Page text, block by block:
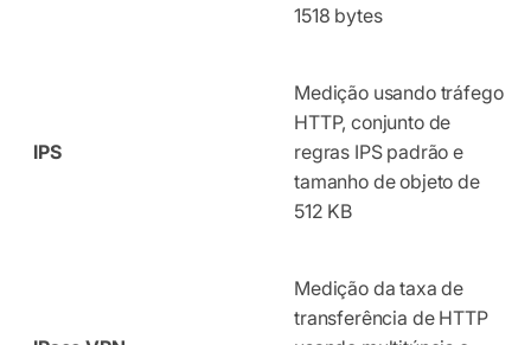
1518 bytes
IPS
Medição usando tráfego
HTTP, conjunto de
regras IPS padrão e
tamanho de objeto de
512 KB
Medição da taxa de
transferência de HTTP